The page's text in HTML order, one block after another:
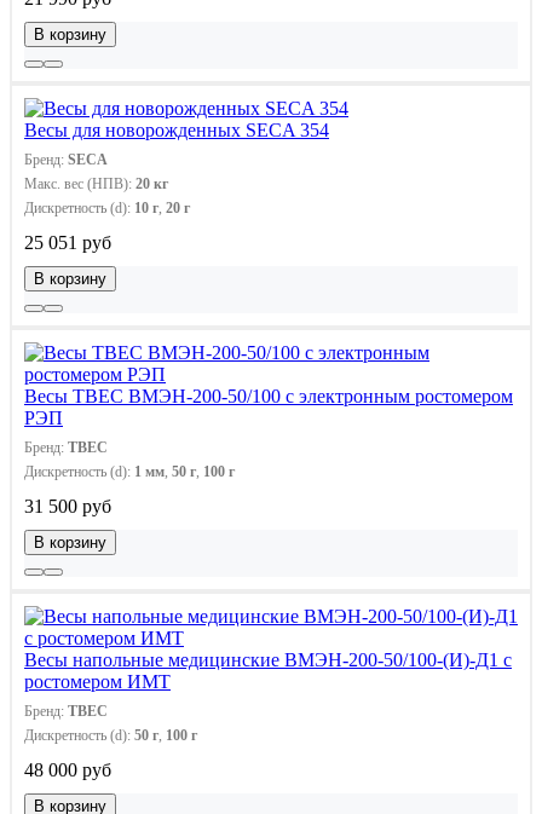
В корзину
Весы для новорожденных SECA 354
Бренд: SECA
Макс. вес (НПВ): 20 кг
Дискретность (d): 10 г, 20 г
25 051 руб
В корзину
Весы ТВЕС ВМЭН-200-50/100 с электронным ростомером
РЭП
Бренд: ТВЕС
Дискретность (d): 1 мм, 50 г, 100 г
31 500 руб
В корзину
Весы напольные медицинские ВМЭН-200-50/100-(И)-Д1 с
ростомером ИМТ
Бренд: ТВЕС
Дискретность (d): 50 г, 100 г
48 000 руб
В корзину